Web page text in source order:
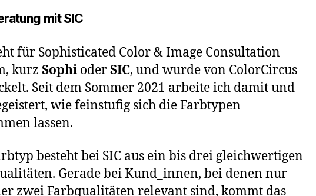
mit SIC
für Sophisticated Color & Image Consultation
kurz Sophi oderSIC, und wurde von ColorCircus
Seit dem Sommer 2021 arbeite ich damit und
wie feinstufig sich die Farbtypen
lassen.
besteht bei SIC aus ein bis drei gleichwertigen
Gerade bei Kund_innen, bei denen nur
zwei Farbqualitäten relevant sind, kommt das